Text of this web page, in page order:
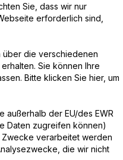
Menge.
Sie, dass wir nur
erforderlich sind,
über die verschiedenen
Sie können Ihre
Bitte klicken Sie hier, um
außerhalb der EU/des EWR
Daten zugreifen können)
verarbeitet werden
die wir nicht